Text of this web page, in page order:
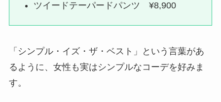
ツイードテーパードパンツ ¥8,900
「シンプル・イズ・ザ・ベスト」という言葉があ
るように、女性も実はシンプルなコーデを好みま
す。